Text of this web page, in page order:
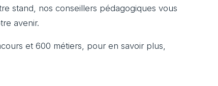
stand, nos conseillers pédagogiques vous
avenir.
et 600 métiers, pour en savoir plus,